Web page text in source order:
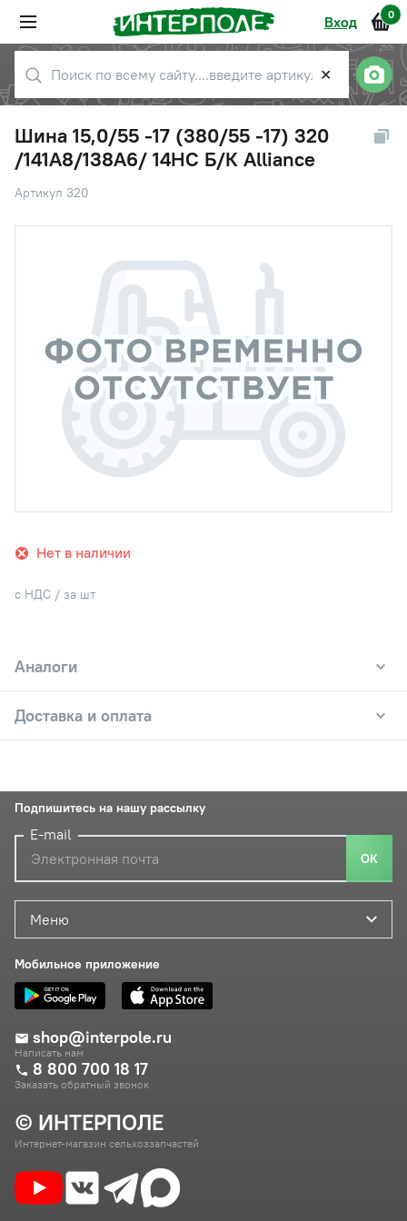
Вход 0
✕
Шина 15,0/55 -17 (380/55 -17) 320
/141A8/138A6/ 14НС Б/К Alliance
Артикул 320
Нет в наличии
с НДС / за шт
Аналоги
Доставка и оплата
© ИНТЕРПОЛЕ
Интернет-магазин сельхоззапчастей
Меню
Мобильное приложение
shop@interpole.ru
Написать нам
8 800 700 18 17
Заказать обратный звонок
Подпишитесь на нашу рассылку
E-mail
ОК